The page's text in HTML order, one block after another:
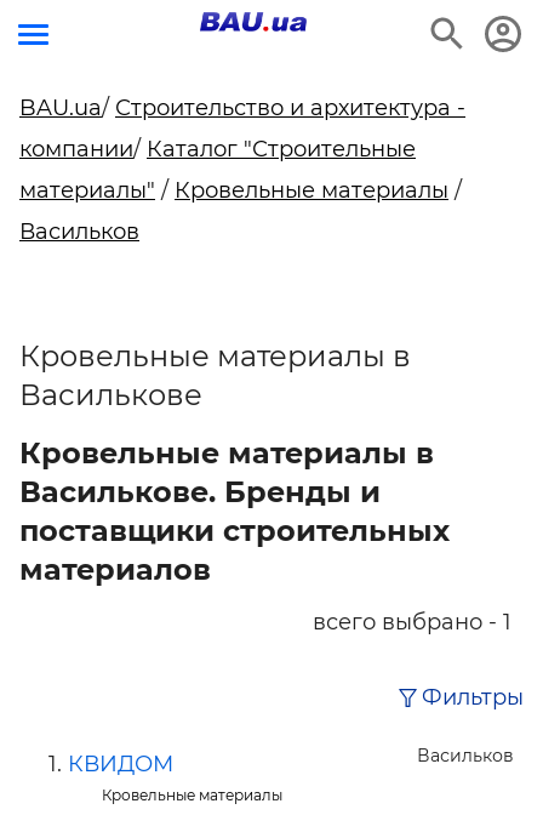
BAU.ua/ Строительство и архитектура -
компании/ Каталог "Строительные
материалы" / Кровельные материалы /
Васильков
Кровельные материалы в
Василькове
Кровельные материалы в
Василькове. Бренды и
поставщики строительных
материалов
всего выбрано - 1
Фильтры
Васильков
КВИДОМ
Кровельные материалы